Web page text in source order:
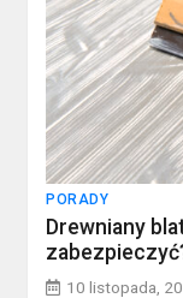
PORADY
Drewniany
10 listopada,